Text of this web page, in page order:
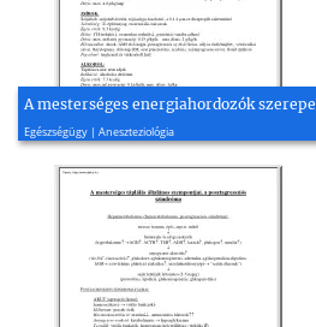
A mesterséges energiahordozók szerepe
Egészségügy | Aneszteziológia
2008, 2 oldal